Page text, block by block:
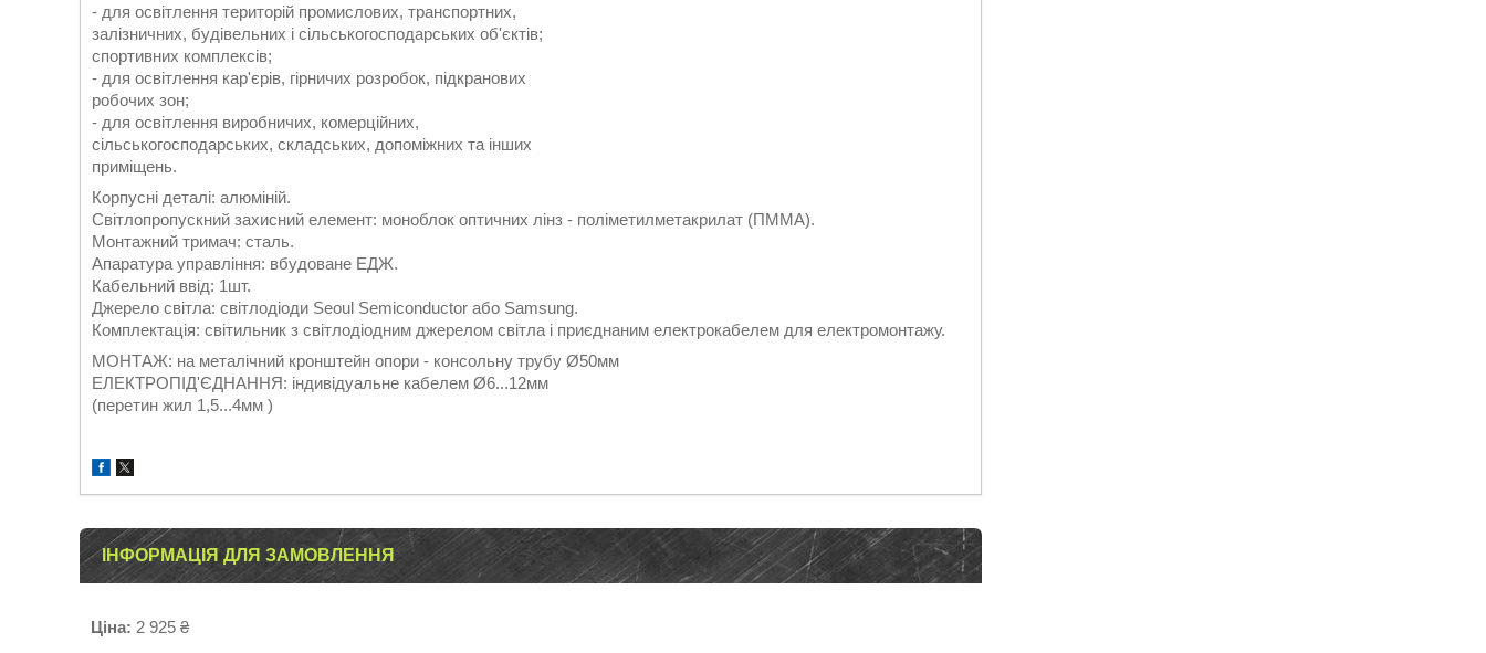
- для освітлення територій промислових, транспортних,
залізничних, будівельних і сільськогосподарських об'єктів;
спортивних комплексів;
- для освітлення кар'єрів, гірничих розробок, підкранових
робочих зон;
- для освітлення виробничих, комерційних,
сільськогосподарських, складських, допоміжних та інших
приміщень.
Корпусні деталі: алюміній.
Світлопропускний захисний елемент: моноблок оптичних лінз - поліметилметакрилат (ПММА).
Монтажний тримач: сталь.
Апаратура управління: вбудоване ЕДЖ.
Кабельний ввід: 1шт.
Джерело світла: світлодіоди Seoul Semiconductor або Samsung.
Комплектація: світильник з світлодіодним джерелом світла і приєднаним електрокабелем для електромонтажу.
МОНТАЖ: на металічний кронштейн опори - консольну трубу Ø50мм
ЕЛЕКТРОПІД'ЄДНАННЯ: індивідуальне кабелем Ø6...12мм
(перетин жил 1,5...4мм )
ІНФОРМАЦІЯ ДЛЯ ЗАМОВЛЕННЯ
Ціна: 2 925 ₴